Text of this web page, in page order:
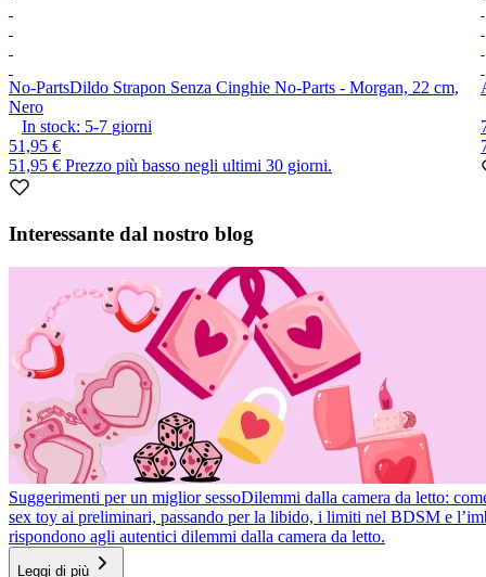
No-PartsDildo Strapon Senza Cinghie No-Parts - Morgan, 22 cm,
Nero
In stock: 5-7 giorni
51,95 €
51,95 € Prezzo più basso negli ultimi 30 giorni.
1
10
Interessante dal nostro blog
Suggerimenti per un miglior sessoDilemmi dalla camera da letto:
sex toy ai preliminari, passando per la libido, i limiti nel BDSM e
rispondono agli autentici dilemmi dalla camera da letto.
Leggi di più